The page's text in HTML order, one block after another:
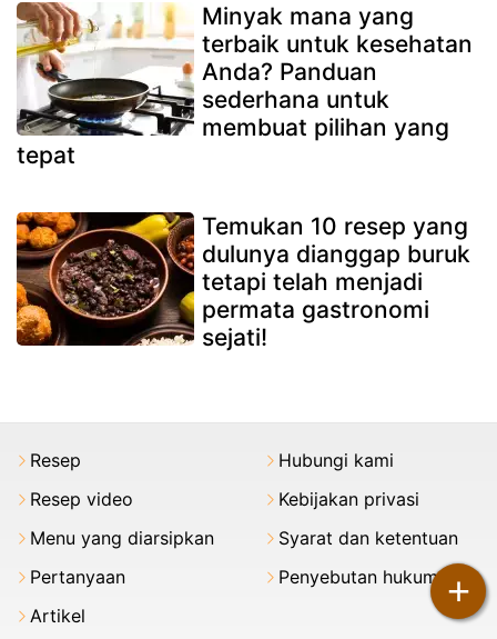
Minyak mana yang
terbaik untuk kesehatan
Anda? Panduan
sederhana untuk
membuat pilihan yang
tepat
Temukan 10 resep yang
dulunya dianggap buruk
tetapi telah menjadi
permata gastronomi
sejati!
+
Resep
Resep video
Menu yang diarsipkan
Pertanyaan
Artikel
Hubungi kami
Kebijakan privasi
Syarat dan ketentuan
Penyebutan hukum